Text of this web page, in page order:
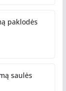
paklodės
saulės